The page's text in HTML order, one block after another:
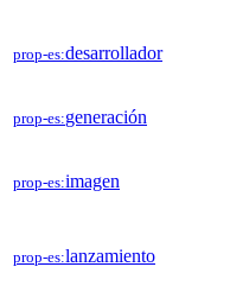
prop-es:desarrollador
prop-es:generación
prop-es:imagen
prop-es:lanzamiento